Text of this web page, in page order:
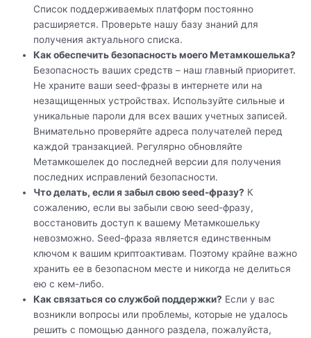
Список поддерживаемых платформ постоянно
расширяется. Проверьте нашу базу знаний для
получения актуального списка.
Как обеспечить безопасность моего Метамкошелька?
Безопасность ваших средств – наш главный приоритет.
Не храните ваши seed-фразы в интернете или на
незащищенных устройствах. Используйте сильные и
уникальные пароли для всех ваших учетных записей.
Внимательно проверяйте адреса получателей перед
каждой транзакцией. Регулярно обновляйте
Метамкошелек до последней версии для получения
последних исправлений безопасности.
Что делать, если я забыл свою seed-фразу? К
сожалению, если вы забыли свою seed-фразу,
восстановить доступ к вашему Метамкошельку
невозможно. Seed-фраза является единственным
ключом к вашим криптоактивам. Поэтому крайне важно
хранить ее в безопасном месте и никогда не делиться
ею с кем-либо.
Как связаться со службой поддержки? Если у вас
возникли вопросы или проблемы, которые не удалось
решить с помощью данного раздела, пожалуйста,